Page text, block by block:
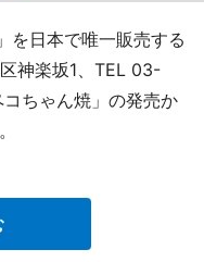
を日本で唯一販売する
神楽坂1、TEL 03-
ちゃん焼」の発売か